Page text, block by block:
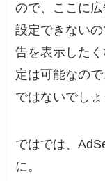
ので、ここに
設定できない
告を表示した
定は可能なの
ではないでしょ
ではでは、
に。